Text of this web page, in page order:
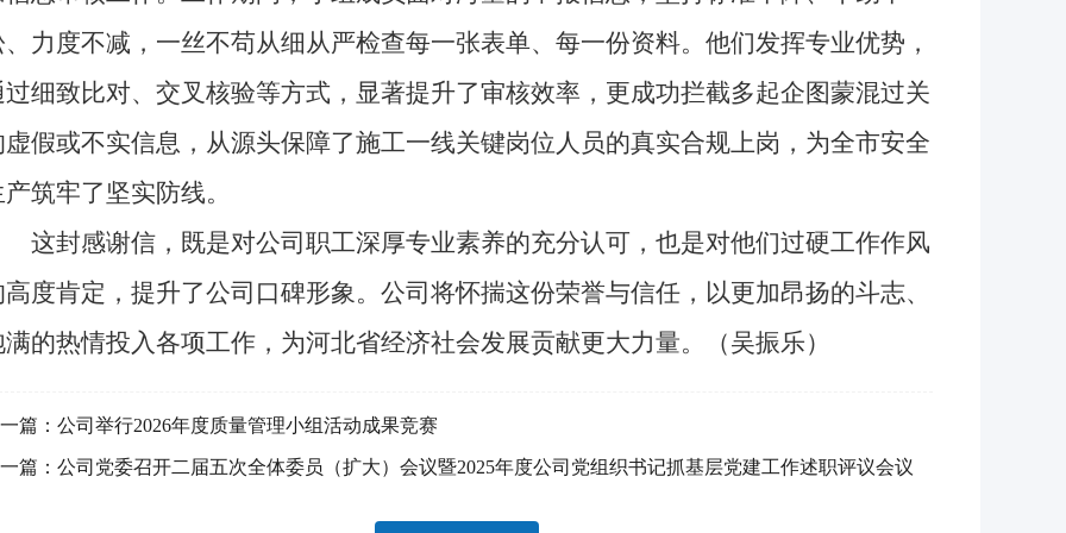
、力度不减，一丝不苟从细从严检查每一张表单、每一份资料。他们发挥专业优势，
过细致比对、交叉核验等方式，显著提升了审核效率，更成功拦截多起企图蒙混过关
虚假或不实信息，从源头保障了施工一线关键岗位人员的真实合规上岗，为全市安全
筑牢了坚实防线。
封感谢信，既是对公司职工深厚专业素养的充分认可，也是对他们过硬工作作风
高度肯定，提升了公司口碑形象。公司将怀揣这份荣誉与信任，以更加昂扬的斗志、
满的热情投入各项工作，为河北省经济社会发展贡献更大力量。（吴振乐）
篇： 公司举行2026年度质量管理小组活动成果竞赛
篇： 公司党委召开二届五次全体委员（扩大）会议暨2025年度公司党组织书记抓基层党建工作述职评议会议